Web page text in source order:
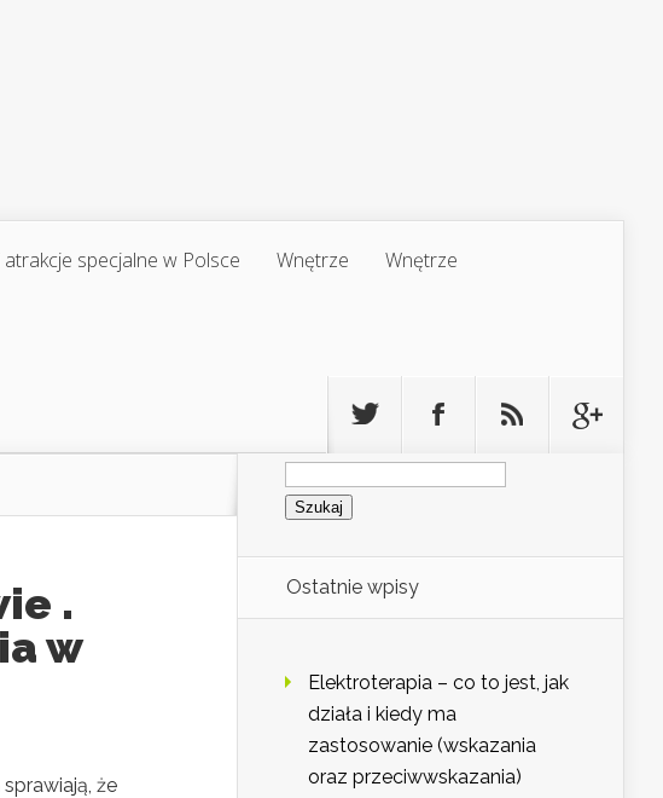
atrakcje specjalne w Polsce Wnętrze Wnętrze
.
w
że
Szukaj:
Ostatnie wpisy
Elektroterapia – co to jest, jak
działa i kiedy ma
zastosowanie (wskazania
oraz przeciwwskazania)